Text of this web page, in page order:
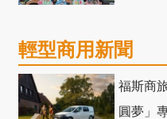
輕型商用新聞
福斯商
圓夢」